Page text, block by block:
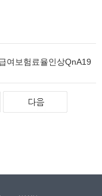
여보험료율인상QnA19